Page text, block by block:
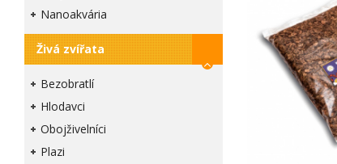
Nanoakvária
Živá zvířata
Bezobratlí
Hlodavci
Obojživelníci
Plazi